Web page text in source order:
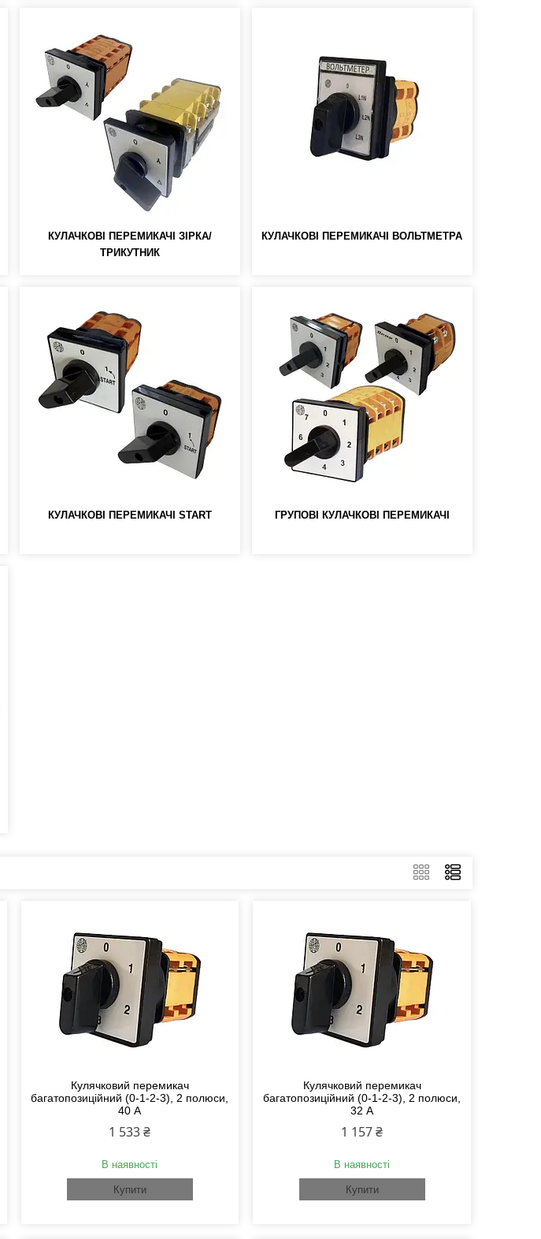
КУЛАЧКОВІ ПЕРЕМИКАЧІ ЗІРКА/
ТРИКУТНИК
КУЛАЧКОВІ ПЕРЕМИКАЧІ ВОЛЬТМЕТРА
КУЛАЧКОВІ ПЕРЕМИКАЧІ START ГРУПОВІ КУЛАЧКОВІ ПЕРЕМИКАЧІ
Кулячковий перемикач
багатопозиційний (0-1-2-3), 2 полюси,
40 А
1 533 ₴
В наявності
Купити
Кулячковий перемикач
багатопозиційний (0-1-2-3), 2 полюси,
32 А
1 157 ₴
В наявності
Купити